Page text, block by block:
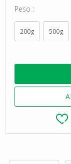
Peso
200g 500g